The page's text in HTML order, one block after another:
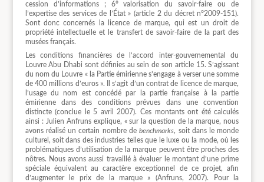
cession d’informations ; 6° valorisation du savoir-faire ou de
l’expertise des services de l’État » (article 2 du décret n°2009-151).
Sont donc concernés la licence de marque, qui est un droit de
propriété intellectuelle et le transfert de savoir-faire de la part des
musées français.
Les conditions financières de l’accord inter-gouvernemental du
Louvre Abu Dhabi sont définies au sein de son article 15. S’agissant
du nom du Louvre « la Partie émirienne s’engage à verser une somme
de 400 millions d’euros ». Il s’agit d’un contrat de licence de marque,
l’usage du nom est concédé par la partie française à la partie
émirienne dans des conditions prévues dans une convention
distincte (conclue le 5 avril 2007). Ces montants ont été calculés
ainsi : Julien Anfruns explique, « sur la question de la marque, nous
avons réalisé un certain nombre debenchmarks, soit dans le monde
culturel, soit dans des industries telles que le luxe ou la mode, où les
problématiques d’utilisation de la marque peuvent être proches des
nôtres. Nous avons aussi travaillé à évaluer le montant d’une prime
spéciale équivalent au caractère exceptionnel de ce projet, afin
d’augmenter le prix de la marque » (Anfruns, 2007). Pour la